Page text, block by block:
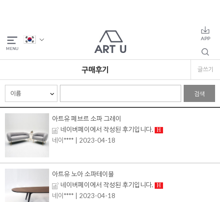
구매후기 글쓰기
검색
아트유 페브르 소파 그레이
네이버페이에서 작성된 후기입니다.
H
네이**** | 2023-04-18
아트유 노아 소파테이블
네이버페이에서 작성된 후기입니다.
H
네이**** | 2023-04-18